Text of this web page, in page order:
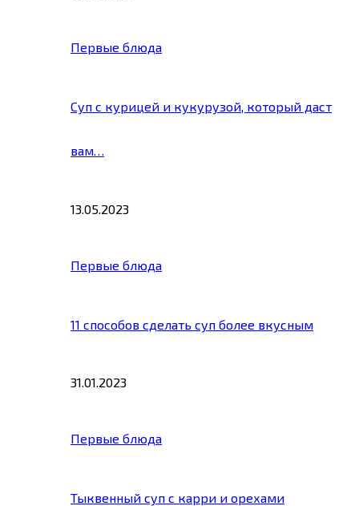
Первые блюда
Суп с курицей и кукурузой, который даст
вам…
13.05.2023
Первые блюда
11 способов сделать суп более вкусным
31.01.2023
Первые блюда
Тыквенный суп с карри и орехами